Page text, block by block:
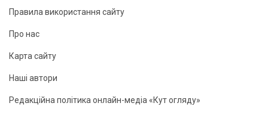
Правила використання сайту
Про нас
Карта сайту
Наші автори
Редакційна політика онлайн-медіа «Кут огляду»